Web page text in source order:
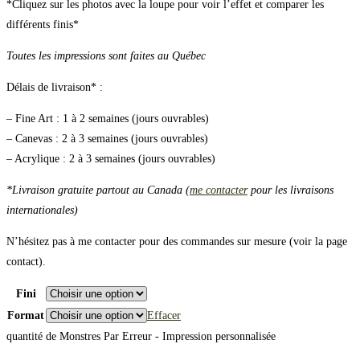
*Cliquez sur les photos avec la loupe pour voir l’effet et comparer les
différents finis*
Toutes les impressions sont faites au Québec
Délais de livraison* :
– Fine Art : 1 à 2 semaines (jours ouvrables)
– Canevas : 2 à 3 semaines (jours ouvrables)
– Acrylique : 2 à 3 semaines (jours ouvrables)
*Livraison gratuite partout au Canada (me contacterpour les livraisons
internationales)
N’hésitez pas à me contacter pour des commandes sur mesure (voir la page
contact).
Fini
Format
Effacer
quantité de Monstres Par Erreur - Impression personnalisée